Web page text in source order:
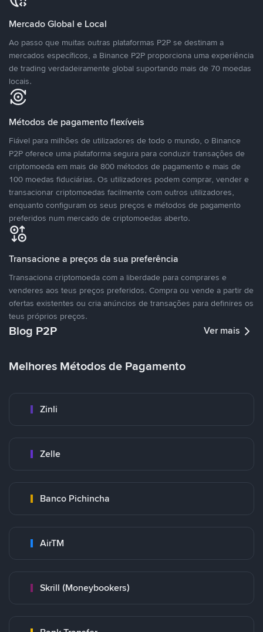
Mercado Global e Local
Ao passo que muitas outras plataformas P2P se destinam a
mercados específicos, a Binance P2P proporciona uma experiência
de trading verdadeiramente global suportando mais de 70 moedas
locais.
Métodos de pagamento flexíveis
Fiável para milhões de utilizadores de todo o mundo, o Binance
P2P oferece uma plataforma segura para conduzir transações de
criptomoeda em mais de 800 métodos de pagamento e mais de
100 moedas fiduciárias. Os utilizadores podem comprar, vender e
transacionar criptomoedas facilmente com outros utilizadores,
enquanto configuram os seus preços e métodos de pagamento
preferidos num mercado de criptomoedas aberto.
Transacione a preços da sua preferência
Transaciona criptomoeda com a liberdade para comprares e
venderes aos teus preços preferidos. Compra ou vende a partir de
ofertas existentes ou cria anúncios de transações para definires os
teus próprios preços.
Blog P2P Ver mais
Melhores Métodos de Pagamento
Zinli
Zelle
Banco Pichincha
AirTM
Skrill (Moneybookers)